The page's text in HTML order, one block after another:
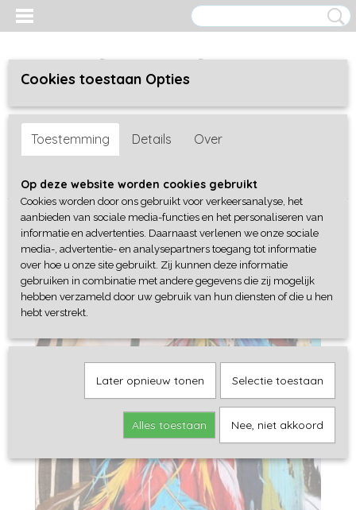
Inloggen Registreren
Home >Mensen>kleurrijke indiaan
Cookies toestaan Opties
Toestemming Details Over
Op deze website worden cookies gebruikt
Cookies worden door ons gebruikt voor verkeersanalyse, het
aanbieden van sociale media-functies en het personaliseren van
informatie en advertenties. Daarnaast verlenen we onze sociale
media-, advertentie- en analysepartners toegang tot informatie
over hoe u onze site gebruikt. Zij kunnen deze informatie
gebruiken in combinatie met andere gegevens die zij mogelijk
hebben verzameld door uw gebruik van hun diensten of die u hen
hebt verstrekt.
Later opnieuw tonen Selectie toestaan
Alles toestaan Nee, niet akkoord